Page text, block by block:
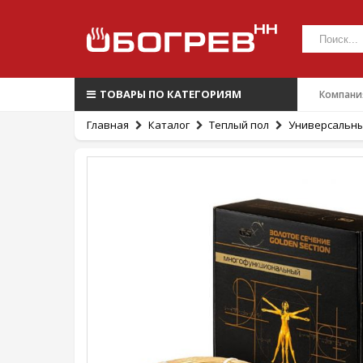
ТОВАРЫ ПО КАТЕГОРИЯМ
Главная Каталог Теплый пол